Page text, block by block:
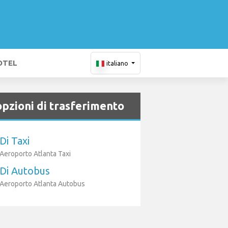
italiano
di trasferimento
Di Taxi
Aeroporto Atlanta Taxi
Di Autobus
Aeroporto Atlanta Autobus